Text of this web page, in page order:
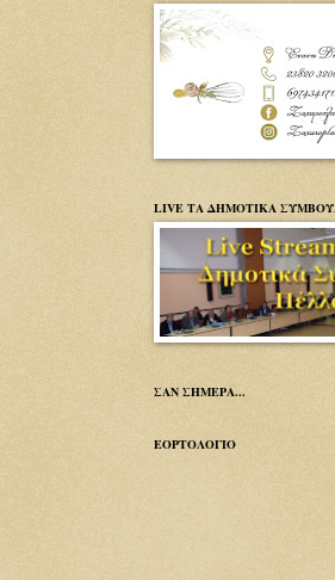
LIVE ΤΑ ΔΗΜΟΤΙΚΑ
ΣΑΝ ΣΗΜΕΡΑ...
ΕΟΡΤΟΛΟΓΙΟ